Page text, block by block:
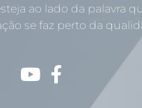
ao lado da palavra
se faz perto da